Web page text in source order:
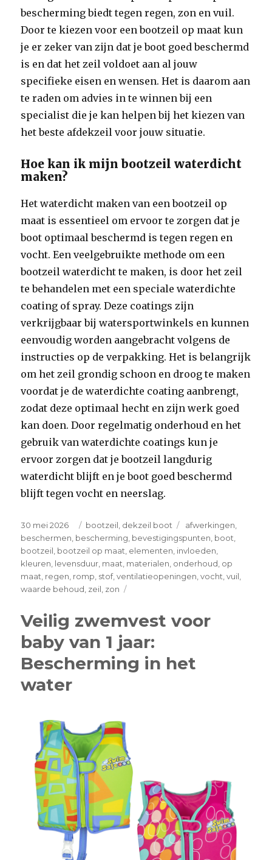
bescherming biedt tegen regen, zon en vuil.
Door te kiezen voor een bootzeil op maat kun
je er zeker van zijn dat je boot goed beschermd
is en dat het zeil voldoet aan al jouw
specifieke eisen en wensen. Het is daarom aan
te raden om advies in te winnen bij een
specialist die je kan helpen bij het kiezen van
het beste afdekzeil voor jouw situatie.
Hoe kan ik mijn bootzeil waterdicht
maken?
Het waterdicht maken van een bootzeil op
maat is essentieel om ervoor te zorgen dat je
boot optimaal beschermd is tegen regen en
vocht. Een veelgebruikte methode om een
bootzeil waterdicht te maken, is door het zeil
te behandelen met een speciale waterdichte
coating of spray. Deze coatings zijn
verkrijgbaar bij watersportwinkels en kunnen
eenvoudig worden aangebracht volgens de
instructies op de verpakking. Het is belangrijk
om het zeil grondig schoon en droog te maken
voordat je de waterdichte coating aanbrengt,
zodat deze optimaal hecht en zijn werk goed
kan doen. Door regelmatig onderhoud en het
gebruik van waterdichte coatings kun je
ervoor zorgen dat je bootzeil langdurig
waterdicht blijft en je boot goed beschermd
blijft tegen vocht en neerslag.
Posted
on
30 mei 2026 Categories
bootzeil dekzeil boot Tags
afwerkingen
beschermen bescherming bevestigingspunten boot
bootzeil bootzeil op maat elementen invloeden
kleuren levensduur maat materialen onderhoud op
maat regen romp stof,ventilatieopeningen ,vocht ,vuil
waarde behoud zeil zon
Boot
Optimaal
een
Veilig zwemvest voor
baby van 1 jaar:
Bescherming in het
water